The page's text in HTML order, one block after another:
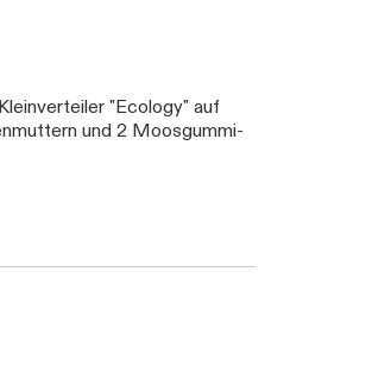
"Ecology" auf
und 2 Moosgummi-